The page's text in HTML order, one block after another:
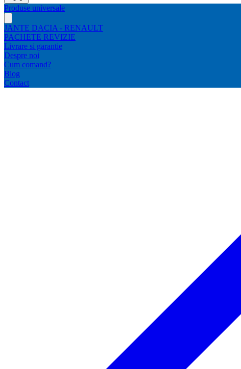
Produse universale
JANTE DACIA - RENAULT
PACHETE REVIZIE
Livrare si garantie
Despre noi
Cum comand?
Blog
Contact